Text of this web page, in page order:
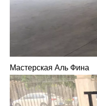
Мастерская Аль Фина